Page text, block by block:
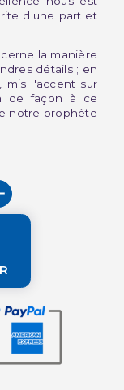
d'une part et
la manière
détails ; en
mis l'accent sur
de façon à ce
notre prophète